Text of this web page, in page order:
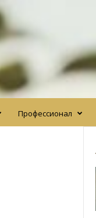
Профессионал